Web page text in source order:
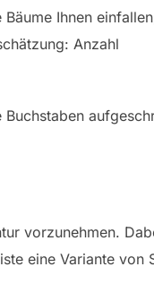
Ihnen
Anzahl
vorzunehmen.
eine Variante von